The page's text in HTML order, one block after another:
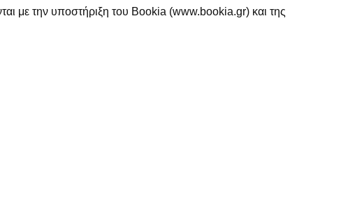
με την υποστήριξη του Bookia (www.bookia.gr) και της